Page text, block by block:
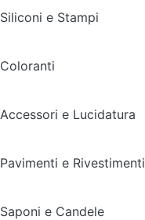
Siliconi e Stampi
Coloranti
Accessori e Lucidatura
Pavimenti e Rivestimenti
Saponi e Candele